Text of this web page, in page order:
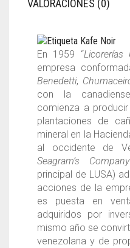
VALORACIONES (0)
En 1959 “Licorerías
empresa
Benedetti,
con la
comienza a
plantaciones de
mineral en la
al occidente de
Seagram’s Company
principal de LUSA)
acciones de la
es puesta en
adquiridos por
mismo año se
venezolana y de